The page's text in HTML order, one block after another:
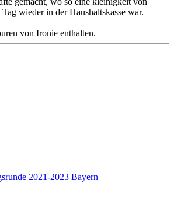
wieder in der Haushaltskasse war.
von Ironie enthalten.
2021-2023 Bayern